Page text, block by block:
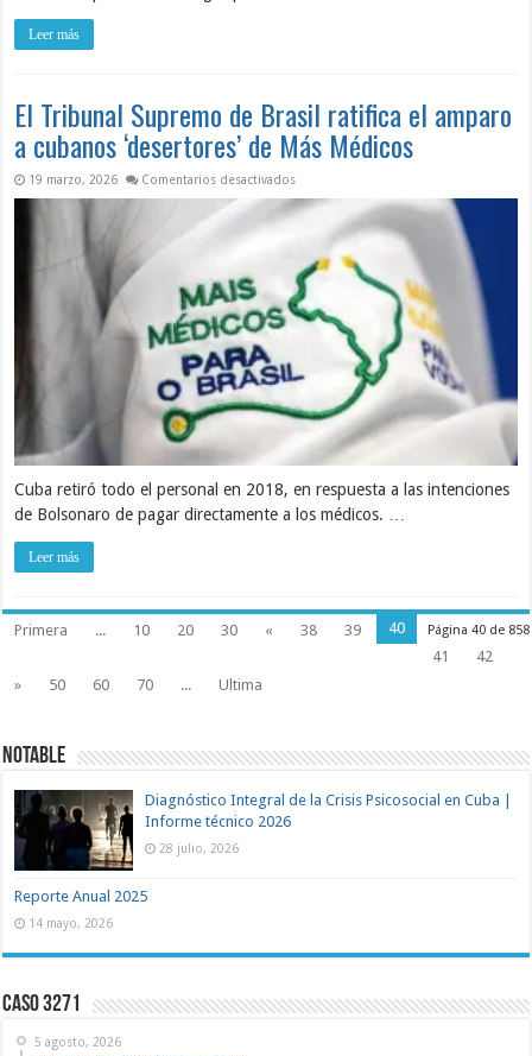
Leer más
El Tribunal Supremo de Brasil ratifica el amparo
a cubanos ‘desertores’ de Más Médicos
19 marzo, 2026 Comentarios desactivadosen El Tribunal Supremo de Brasil ratifica
Cuba retiró todo el personal en 2018, en respuesta a las intenciones
de Bolsonaro de pagar directamente a los médicos. …
Leer más
Página 40 de 858
Primera ... 10 20 30 « 38 39
40
41
42
»
50 60 70 ... Ultima
NOTABLE
Diagnóstico Integral de la Crisis Psicosocial en Cuba |
Informe técnico 2026
28 julio, 2026
Reporte Anual 2025
14 mayo, 2026
Caso 3271
5 agosto, 2026